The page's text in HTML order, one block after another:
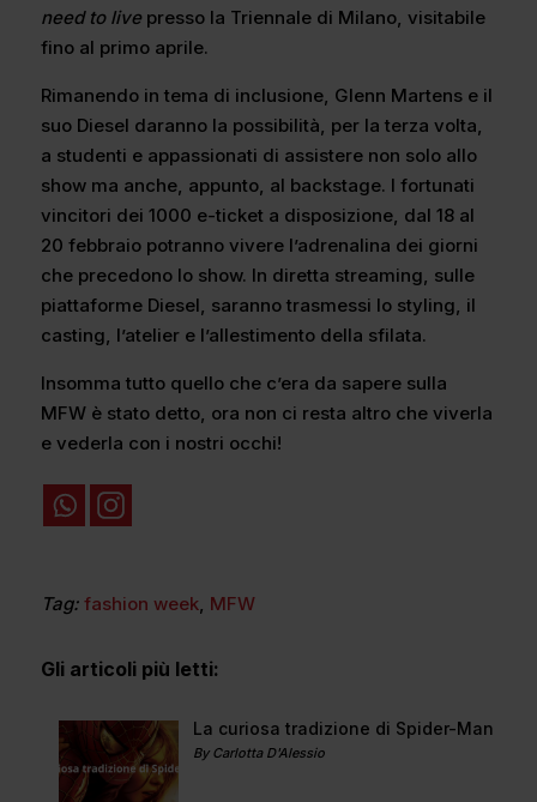
need to livepresso la Triennale di Milano, visitabile
fino al primo aprile.
Rimanendo in tema di inclusione, Glenn Martens e il
suo Diesel daranno la possibilità, per la terza volta,
a studenti e appassionati di assistere non solo allo
show ma anche, appunto, al backstage. I fortunati
vincitori dei 1000 e-ticket a disposizione, dal 18 al
20 febbraio potranno vivere l’adrenalina dei giorni
che precedono lo show. In diretta streaming, sulle
piattaforme Diesel, saranno trasmessi lo styling, il
casting, l’atelier e l’allestimento della sfilata.
Insomma tutto quello che c’era da sapere sulla
MFW è stato detto, ora non ci resta altro che viverla
e vederla con i nostri occhi!
Tag: fashion week, MFW
Gli articoli più letti:
La curiosa tradizione di Spider-Man
By Carlotta D'Alessio